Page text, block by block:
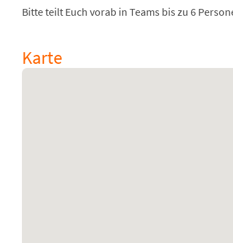
Bitte teilt Euch vorab in Teams bis zu 6
Karte